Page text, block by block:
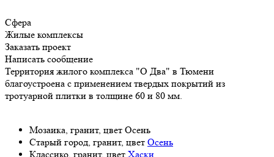
Сфера
Жилые комплексы
Заказать проект
Написать сообщение
Территория жилого комплекса "О Два" в Тюмени
благоустроена с применением твердых покрытий из
тротуарной плитки в толщине 60 и 80 мм.
Мозаика, гранит, цвет Осень
Старый город, гранит, цвет Осень
Классико, гранит, цвет Хаски